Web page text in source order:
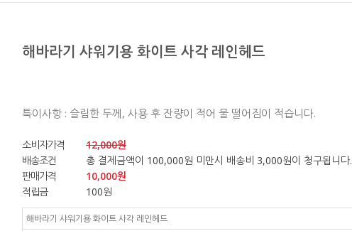
해바라기 샤워기용 화이트 사각 레인헤드
특이사항 : 슬림한 두께, 사용 후 잔량이 적어 물 떨어짐이 적습니다.
소비자가격
12,000원
배송조건
총 결제금액이 100,000원 미만시 배송비 3,000원이 청구됩니다.
판매가격
10,000원
적립금
100원
해바라기 샤워기용 화이트 사각 레인헤드